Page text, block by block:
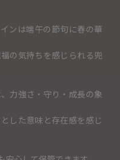
ンは端午の節句に春の華
の気持ちを感じられる兜
力強さ・守り・成長の象
した意味と存在感を感じ